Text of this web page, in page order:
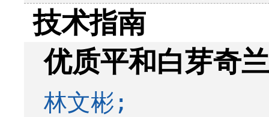
技术指南
优质平和白芽奇
林文彬;